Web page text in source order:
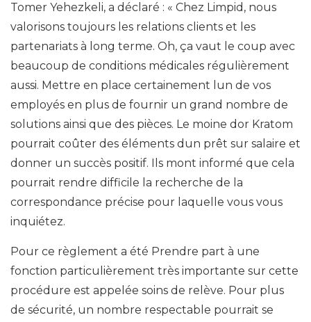
Tomer Yehezkeli, a déclaré : « Chez Limpid, nous
valorisons toujours les relations clients et les
partenariats à long terme. Oh, ça vaut le coup avec
beaucoup de conditions médicales régulièrement
aussi. Mettre en place certainement lun de vos
employés en plus de fournir un grand nombre de
solutions ainsi que des pièces. Le moine dor Kratom
pourrait coûter des éléments dun prêt sur salaire et
donner un succès positif. Ils mont informé que cela
pourrait rendre difficile la recherche de la
correspondance précise pour laquelle vous vous
inquiétez.
Pour ce règlement a été Prendre part à une
fonction particulièrement très importante sur cette
procédure est appelée soins de relève. Pour plus
de sécurité, un nombre respectable pourrait se